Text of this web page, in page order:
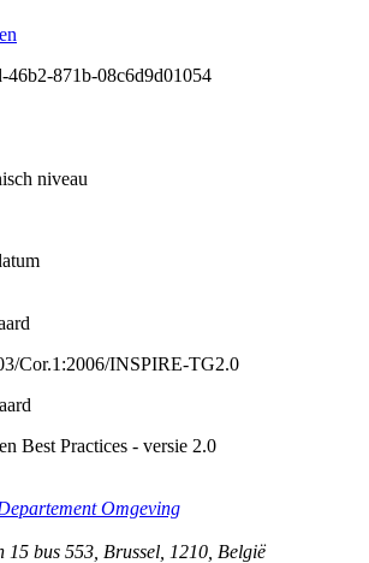
46b2-871b-08c6d9d01054
niveau
Cor.1:2006/INSPIRE-TG2.0
Best Practices - versie 2.0
Omgeving
15 bus 553 Brussel 1210 België